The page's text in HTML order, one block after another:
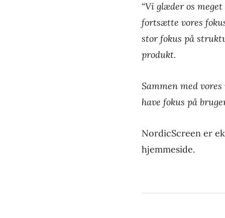
“Vi glæder os
fortsætte vores
stor fokus på
produkt.
Sammen med
have fokus på
NordicScreen er
hjemmeside.